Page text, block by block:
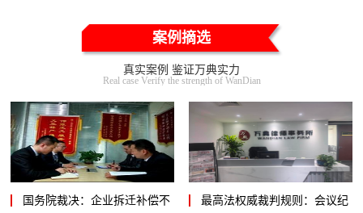
案例摘选
真实案例 鉴证万典实力
Real case Verify the strength of WanDian
国务院裁决：企业拆迁补偿不
最高法权威裁判规则：会议纪